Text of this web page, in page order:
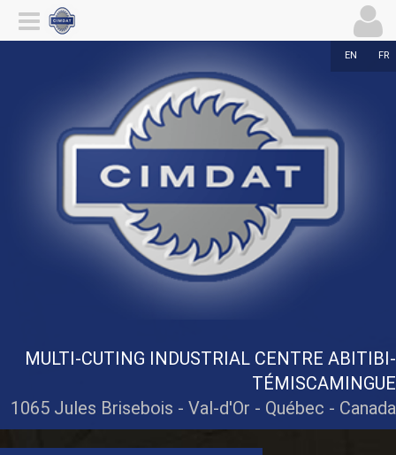
MULTI-CUTING INDUSTRIAL CENTRE ABITIBI-
TÉMISCAMINGUE
1065 Jules Brisebois - Val-d'Or - Québec - Canada
FR
EN